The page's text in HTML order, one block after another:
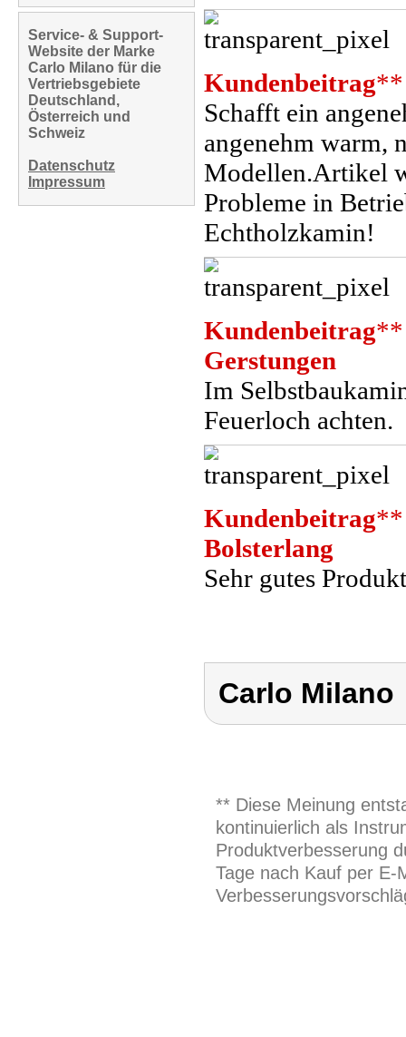
Service- & Support-
Website der Marke
Carlo Milano für die
Vertriebsgebiete
Deutschland,
Österreich und
Schweiz
Datenschutz
Impressum
Kundenbeitrag**
Schafft ein
angenehm warm,
Modellen.Artikel
Probleme in
Echtholzkamin!
Kundenbeitrag**
Gerstungen
Im
Feuerloch achten.
Kundenbeitrag**
Bolsterlang
Sehr gutes
Carlo Milano
** Diese Meinung
kontinuierlich als
Produktverbesserung
Tage nach Kauf per E-